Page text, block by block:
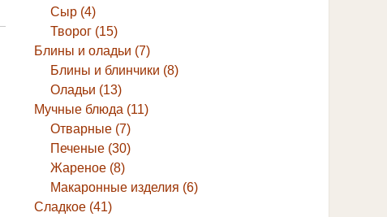
Сыр (4)
Творог (15)
Блины и оладьи (7)
Блины и блинчики (8)
Оладьи (13)
Мучные блюда (11)
Отварные (7)
Печеные (30)
Жареное (8)
Макаронные изделия (6)
Сладкое (41)